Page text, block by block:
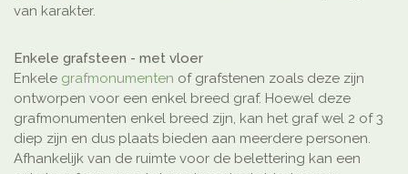
van karakter.
Enkele grafsteen - met vloer
Enkele grafmonumenten of grafstenen zoals deze zijn
ontworpen voor een enkel breed graf. Hoewel deze
grafmonumenten enkel breed zijn, kan het graf wel 2 of 3
diep zijn en dus plaats bieden aan meerdere personen.
Afhankelijk van de ruimte voor de belettering kan een